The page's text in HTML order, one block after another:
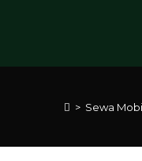
> Sewa